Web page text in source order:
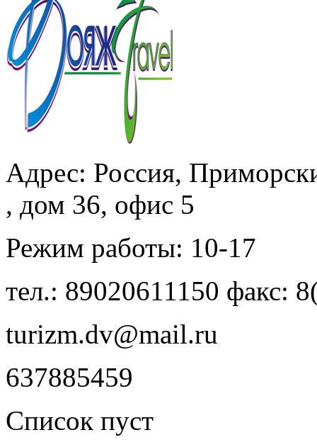
Адрес: Россия,
, дом 36, офис 5
Режим работы: 10-17
тел.: 89020611150 факс:
turizm.dv@mail.ru
637885459
Список пуст